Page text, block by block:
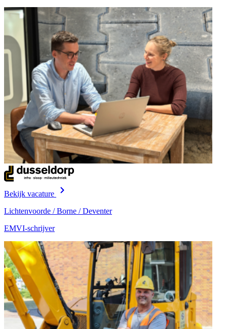
Bekijk vacature
Lichtenvoorde / Borne / Deventer
EMVI-schrijver